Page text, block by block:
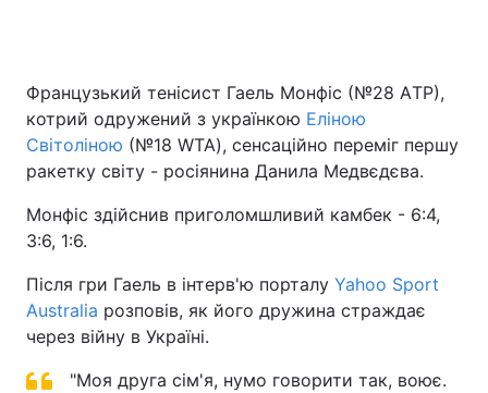
Французький тенісист Гаель Монфіс (№28 AТР),
котрий одружений з українкою Еліною
Світоліною (№18 WTA), сенсаційно переміг першу
ракетку світу - росіянина Данила Медвєдєва.
Монфіс здійснив приголомшливий камбек - 6:4,
3:6, 1:6.
Після гри Гаель в інтерв'ю порталу Yahoo Sport
Australia розповів, як його дружина страждає
через війну в Україні.
"Моя друга сім'я, нумо говорити так, воює.